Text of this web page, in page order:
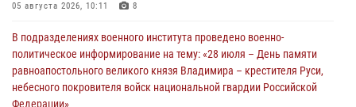
05 августа 2026, 10:11 8
В подразделениях военного института проведено военно-
политическое информирование на тему: «28 июля – День памяти
равноапостольного великого князя Владимира – крестителя Руси,
небесного покровителя войск национальной гвардии Российской
Федерации»